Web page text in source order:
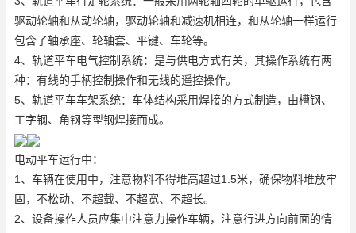
驱动轮轴和从动轮轴，驱动轮轴和减速机相连，和从轮轴一样运行
包含了轴承座、轮轴套、平键、车轮等。
4、轨道平车电气控制系统：是与供电方式有关，其操作系统有两
种：有线的手柄控制操作和无线的遥控操作。
5、轨道平车车架系统：车体结构采用焊接的方式制造，由槽钢、
工字钢、角钢等型钢焊接而成。
电动平车运行中：
1、车辆在使用中，注意物料不得堆高超过1.5米，确保物料堆放牢
固，不松动、不超载、不超宽、不超长。
2、设备操作人员应集中注意力操作车辆，注意行进方向前面的情